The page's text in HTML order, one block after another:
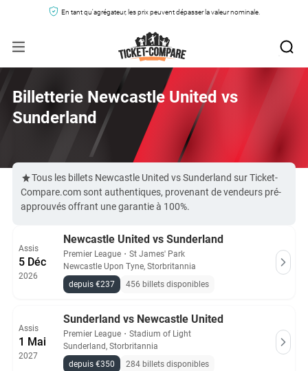
En tant qu'agrégateur, les prix peuvent dépasser la valeur nominale.
Billetterie Newcastle United vs
Sunderland
Tous les billets Newcastle United vs Sunderland sur Ticket-
Compare.com sont authentiques, provenant de vendeurs pré-
approuvés offrant une garantie à 100%.
Assis
5 Déc
2026
Newcastle United vs Sunderland
Premier League ・ St James' Park
Newcastle Upon Tyne, Storbritannia
depuis €237
456 billets disponibles
Assis
1 Mai
2027
Sunderland vs Newcastle United
Premier League ・ Stadium of Light
Sunderland, Storbritannia
depuis €350
284 billets disponibles